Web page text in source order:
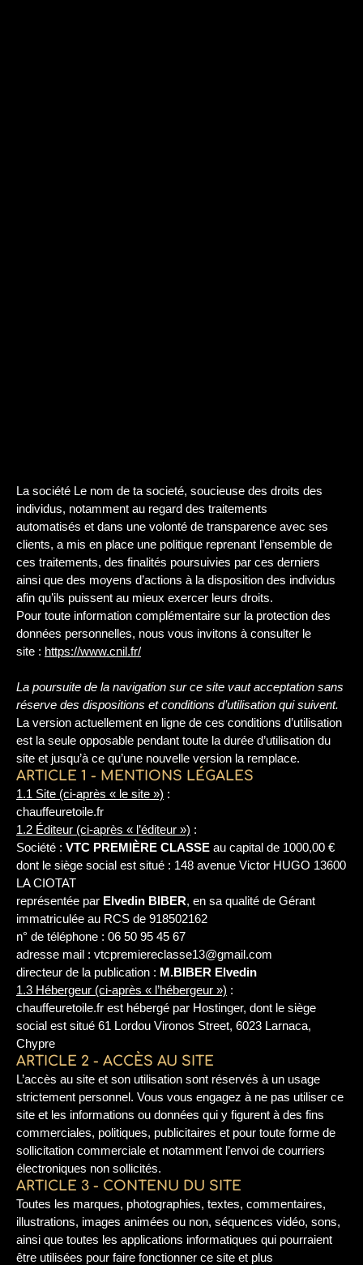
La société Le nom de ta societé, soucieuse des droits des
individus, notamment au regard des traitements
automatisés et dans une volonté de transparence avec ses
clients, a mis en place une politique reprenant l’ensemble de
ces traitements, des finalités poursuivies par ces derniers
ainsi que des moyens d’actions à la disposition des individus
afin qu’ils puissent au mieux exercer leurs droits.
Pour toute information complémentaire sur la protection des
données personnelles, nous vous invitons à consulter le
site : https://www.cnil.fr/
La poursuite de la navigation sur ce site vaut acceptation sans
réserve des dispositions et conditions d’utilisation qui suivent.
La version actuellement en ligne de ces conditions d’utilisation
est la seule opposable pendant toute la durée d’utilisation du
site et jusqu’à ce qu’une nouvelle version la remplace.
ARTICLE 1 - MENTIONS LÉGALES
1.1 Site (ci-après « le site ») :
chauffeuretoile.fr
1.2 Éditeur (ci-après « l’éditeur ») :
Société : VTC PREMIÈRE CLASSE au capital de 1000,00 €
dont le siège social est situé : 148 avenue Victor HUGO 13600
LA CIOTAT
représentée par Elvedin BIBER, en sa qualité de Gérant
immatriculée au RCS de 918502162
n° de téléphone : 06 50 95 45 67
adresse mail : vtcpremiereclasse13@gmail.com
directeur de la publication : M.BIBER Elvedin
1.3 Hébergeur (ci-après « l’hébergeur ») :
chauffeuretoile.fr est hébergé par Hostinger, dont le siège
social est situé 61 Lordou Vironos Street, 6023 Larnaca,
Chypre
ARTICLE 2 - ACCÈS AU SITE
L’accès au site et son utilisation sont réservés à un usage
strictement personnel. Vous vous engagez à ne pas utiliser ce
site et les informations ou données qui y figurent à des fins
commerciales, politiques, publicitaires et pour toute forme de
sollicitation commerciale et notamment l’envoi de courriers
électroniques non sollicités.
ARTICLE 3 - CONTENU DU SITE
Toutes les marques, photographies, textes, commentaires,
illustrations, images animées ou non, séquences vidéo, sons,
ainsi que toutes les applications informatiques qui pourraient
être utilisées pour faire fonctionner ce site et plus